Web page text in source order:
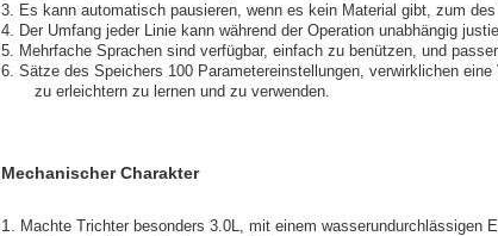
3. Es kann automatisch pausieren, wenn es kein Material gibt, zum
4. Der Umfang jeder Linie kann während der Operation unabhängig
5. Mehrfache Sprachen sind verfügbar, einfach zu benützen, und
6. Sätze des Speichers 100 Parametereinstellungen, verwirklichen
zu erleichtern zu lernen und zu verwenden.
Mechanischer Charakter
1.
Machte Trichter besonders 3.0L, mit einem wasserundurchlässigen